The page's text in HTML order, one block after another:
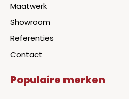
Maatwerk
Showroom
Referenties
Contact
Populaire merken